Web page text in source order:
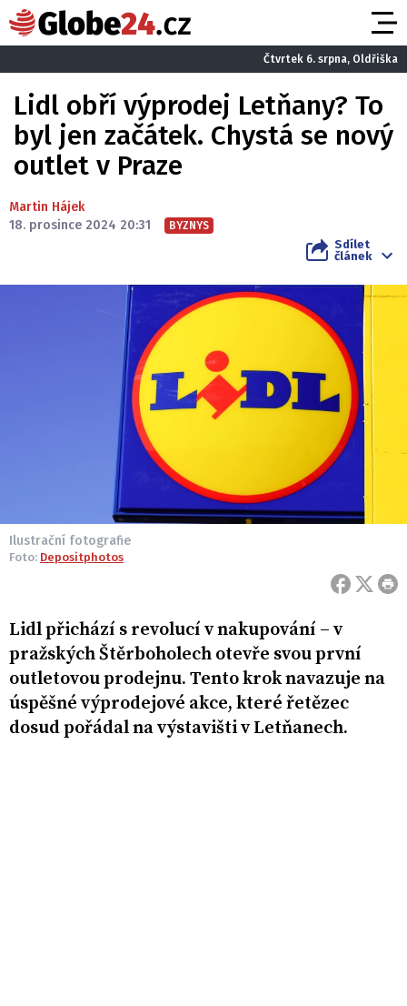
Čtvrtek 6. srpna, Oldřiška
Lidl obří výprodej Letňany? To
byl jen začátek. Chystá se nový
outlet v Praze
Martin Hájek
18. prosince 2024 20:31
BYZNYS
Sdílet
článek
Ilustrační fotografie
Foto: Depositphotos
Lidl přichází s revolucí v nakupování – v
pražských Štěrboholech otevře svou první
outletovou prodejnu. Tento krok navazuje na
úspěšné výprodejové akce, které řetězec
dosud pořádal na výstavišti v Letňanech.